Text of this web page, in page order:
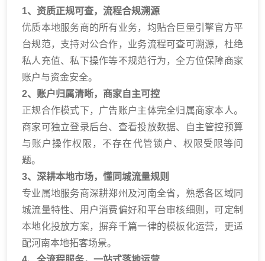
1、资质正规可查，流程合规溯源
优质本地服务商的所有业务，均贴合巨量引擎官方平
台规范，支持对公合作，业务流程可查可溯源，杜绝
私人充值、私下操作等不规范行为，全方位保障商家
账户与资金安全。
2、账户归属清晰，商家自主可控
正规合作模式下，广告账户主体完全归属商家本人。
商家可独立登录后台、查看投放数据、自主管控预算
与账户操作权限，不存在代管锁户、权限受限等问
题。
3、深耕本地市场，懂同城流量规则
专业属地服务商深耕郑州及河南全省，熟悉各区域同
城流量特性、用户消费偏好和平台审核细则，可定制
本地化投放方案，摒弃千篇一律的模板化运营，更适
配河南本地拓客场景。